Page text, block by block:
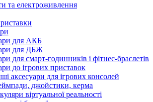
та електроживлення
для АКБ
для ДБЖ
для смарт-годинників і фітнес-браслетів
до ігрових приставок
аксесуари для ігрових консолей
джойстики, керма
віртуальної реальності